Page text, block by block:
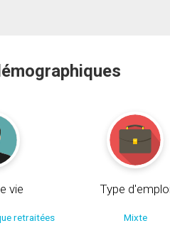
vie
retraitées
Type
Mixte